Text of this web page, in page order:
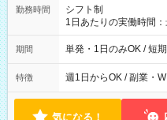
間】試用期間なし
勤務時間
シフト制
1日あたりの実働時間
間は 試験により異な
期間 単発・1日のみOK / 短期
特徴 週1日からOK / 副業・
気になる！